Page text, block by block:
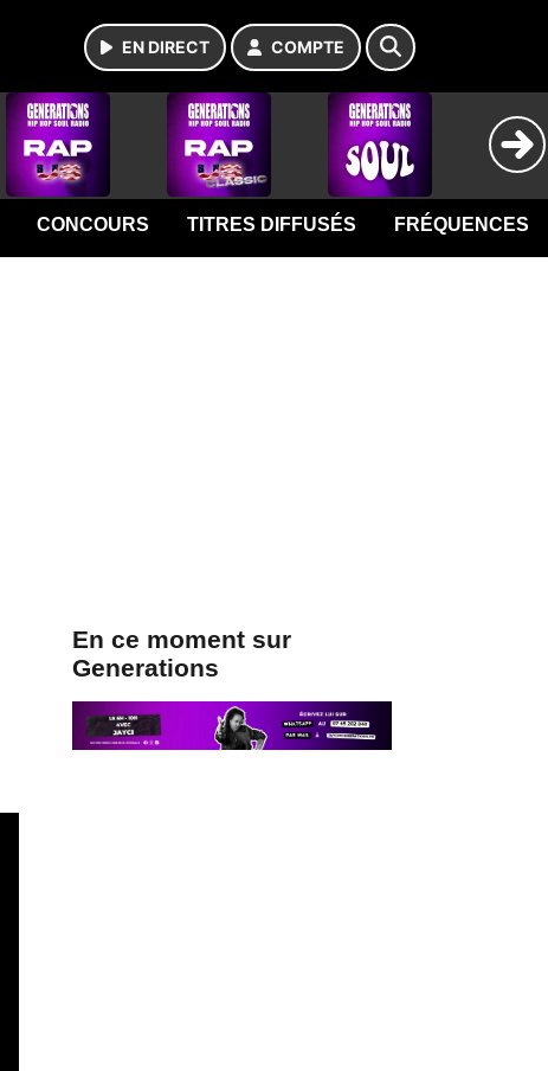
EN DIRECT COMPTE
CONCOURS TITRES DIFFUSÉS FRÉQUENCES
En ce moment sur
Generations